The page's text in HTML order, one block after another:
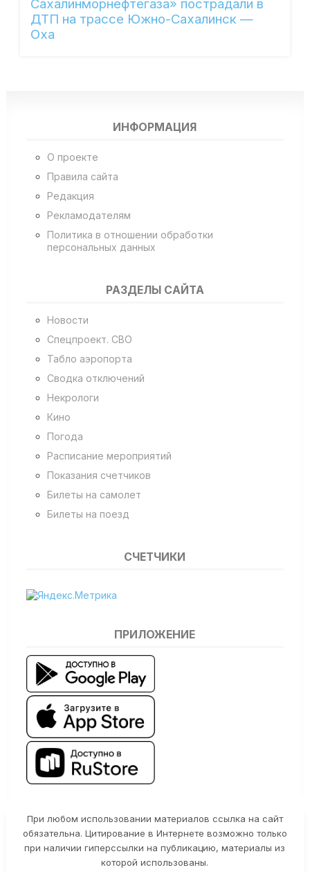
Сахалинморнефтегаза» пострадали в
ДТП на трассе Южно-Сахалинск —
Оха
ИНФОРМАЦИЯ
О проекте
Правила сайта
Редакция
Рекламодателям
Политика в отношении обработки
персональных данных
РАЗДЕЛЫ САЙТА
Новости
Спецпроект. СВО
Табло аэропорта
Сводка отключений
Некрологи
Кино
Погода
Расписание мероприятий
Показания счетчиков
Билеты на самолет
Билеты на поезд
СЧЕТЧИКИ
ПРИЛОЖЕНИЕ
При любом использовании материалов ссылка на сайт
обязательна. Цитирование в Интернете возможно только
при наличии гиперссылки на публикацию, материалы из
которой использованы.